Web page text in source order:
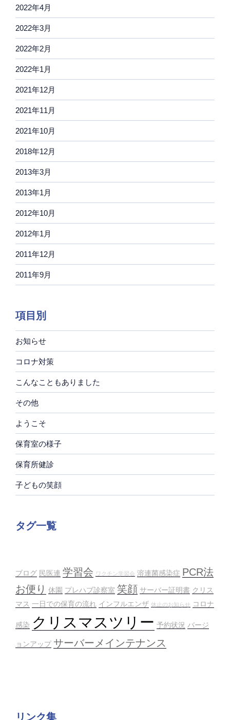
2022年4月
2022年3月
2022年2月
2022年1月
2021年12月
2021年11月
2021年10月
2018年12月
2013年3月
2013年1月
2012年10月
2012年1月
2011年12月
2011年9月
項目別
お知らせ
コロナ対策
こんなこともありました
その他
ようこそ
保育室の様子
保育所健診
子どもの笑顔
タグ一覧
ブログ 民医連 学習会 ワクチン学習会 溶連菌感染症 PCR法
お便り 休園 プレハブ診察室 笑顔 サーバー証明書 クリス
マス 一日での保育の流れ インフルエンザ 休止のお知らせ コロナ
感染 クリスマスツリー 予約状況 バージ
ョンアップ サーバーメインテナンス
リンク集